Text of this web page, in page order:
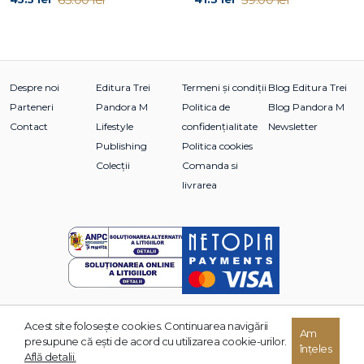
Despre noi
Parteneri
Contact
Editura Trei
Pandora M
Lifestyle
Publishing
Colecții
Termeni și condiții
Politica de
confidențialitate
Politica cookies
Comanda si
livrarea
Blog Editura Trei
Blog Pandora M
Newsletter
© 2026 Grupul Editorial TREI. Toate drepturile rezervate.
Acest site foloseşte cookies. Continuarea navigării
presupune că eşti de acord cu utilizarea cookie-urilor.
Află detalii.
Am
înțeles